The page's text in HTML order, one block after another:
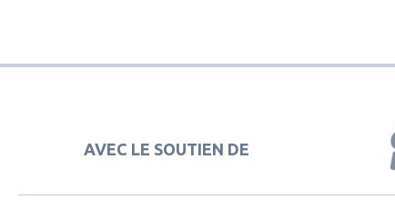
AVEC LE SOUTIEN DE